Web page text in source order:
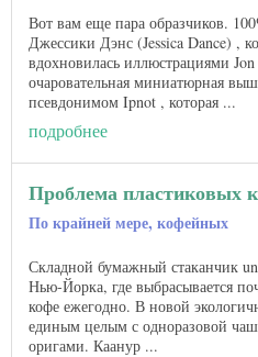
Вот вам еще пара образчиков.
Джессики Дэнс (Jessica Dance) ,
вдохновилась иллюстрациями
очаровательная миниатюрная
псевдонимом Ipnot , которая ...
подробнее
Проблема пластиковых
По крайней мере, кофейных
Складной бумажный стаканчик
Нью-Йорка, где выбрасывается
кофе ежегодно. В новой
единым целым с одноразовой
оригами. Каанур ...